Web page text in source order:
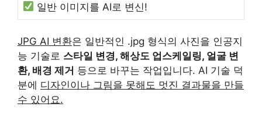
일반 이미지를 AI로 변신!
JPG AI 변환은 일반적인 .jpg 형식의 사진을 인공지
능 기술로 스타일 변경, 해상도 업스케일링, 얼굴 변
환, 배경 제거 등으로 바꾸는 작업입니다. AI 기술 덕
분에 디자인이나 그림을 못해도 멋진 결과물을 만들
수 있어요.